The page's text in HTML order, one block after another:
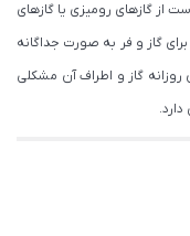
از گازهای رومیزی یا گازهای
گاز و فر به صورت جداگانه
روزانه گاز و اطراف آن مشکلی